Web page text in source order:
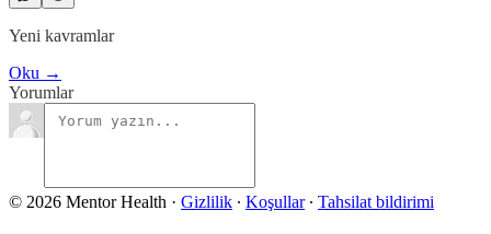
Yeni kavramlar
Oku →
Yorumlar
© 2026 Mentor Health · Gizlilik ∙ Koşullar∙ Tahsilat bildirimi